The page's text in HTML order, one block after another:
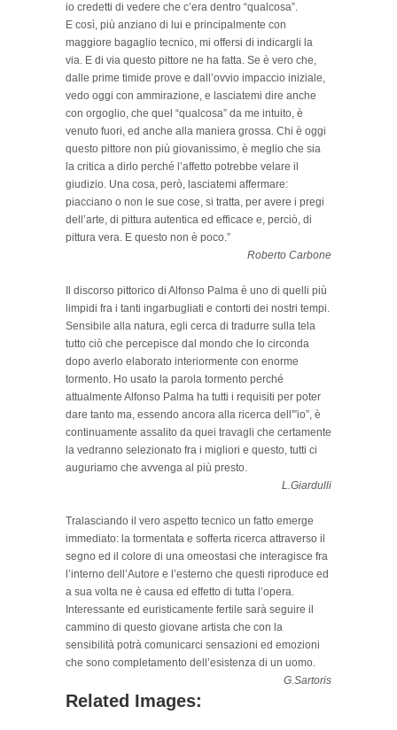
io credetti di vedere che c’era dentro “qualcosa”.
E così, più anziano di lui e principalmente con
maggiore bagaglio tecnico, mi offersi di indicargli la
via. E di via questo pittore ne ha fatta. Se è vero che,
dalle prime timide prove e dall’ovvio impaccio iniziale,
vedo oggi con ammirazione, e lasciatemi dire anche
con orgoglio, che quel “qualcosa” da me intuito, è
venuto fuori, ed anche alla maniera grossa. Chi è oggi
questo pittore non più giovanissimo, è meglio che sia
la critica a dirlo perché l’affetto potrebbe velare il
giudizio. Una cosa, però, lasciatemi affermare:
piacciano o non le sue cose, si tratta, per avere i pregi
dell’arte, di pittura autentica ed efficace e, perciò, di
pittura vera. E questo non è poco.”
Roberto Carbone
Il discorso pittorico di Alfonso Palma è uno di quelli più
limpidi fra i tanti ingarbugliati e contorti dei nostri tempi.
Sensibile alla natura, egli cerca di tradurre sulla tela
tutto ciò che percepisce dal mondo che lo circonda
dopo averlo elaborato interiormente con enorme
tormento. Ho usato la parola tormento perché
attualmente Alfonso Palma ha tutti i requisiti per poter
dare tanto ma, essendo ancora alla ricerca dell'”io”, è
continuamente assalito da quei travagli che certamente
la vedranno selezionato fra i migliori e questo, tutti ci
auguriamo che avvenga al più presto.
L.Giardulli
Tralasciando il vero aspetto tecnico un fatto emerge
immediato: la tormentata e sofferta ricerca attraverso il
segno ed il colore di una omeostasi che interagisce fra
l’interno dell’Autore e l’esterno che questi riproduce ed
a sua volta ne è causa ed effetto di tutta l’opera.
Interessante ed euristicamente fertile sarà seguire il
cammino di questo giovane artista che con la
sensibilità potrà comunicarci sensazioni ed emozioni
che sono completamento dell’esistenza di un uomo.
G.Sartoris
Related Images: